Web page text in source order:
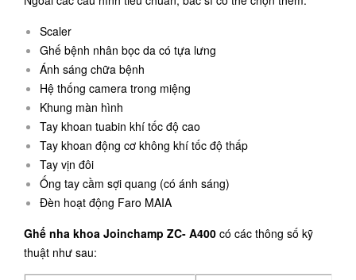
Scaler
Ghế bệnh nhân bọc da có tựa lưng
Ánh sáng chữa bệnh
Hệ thống camera trong miệng
Khung màn hình
Tay khoan tuabin khí tốc độ cao
Tay khoan động cơ không khí tốc độ thấp
Tay vịn đôi
Ống tay cầm sợi quang (có ánh sáng)
Đèn hoạt động Faro MAIA
Ghế nha khoa Joinchamp ZC- A400 có các thông số kỹ
thuật như sau: